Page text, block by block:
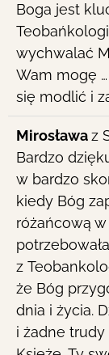
Boga jest
wychwalać
Wam mogę
się modlić i
Mirosławaz
Bardzo
w bardzo
kiedy Bóg
różańcową
z
że Bóg
dnia i życia.
i żadne trudy